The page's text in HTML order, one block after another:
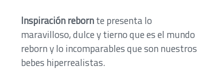
Inspiración rebornte presenta lo
maravilloso, dulce y tierno que es el mundo
reborn y lo incomparables que son nuestros
bebes hiperrealistas.